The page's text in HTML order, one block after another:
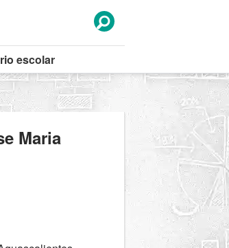
escolar
Maria